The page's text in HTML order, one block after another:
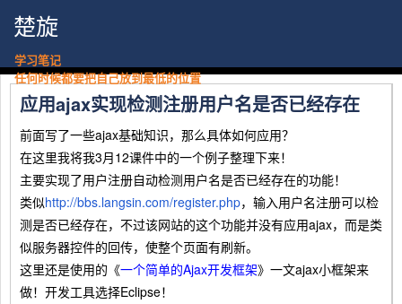
楚旋
学习笔记
任何时候都要把自己放到最低的位置
应用ajax实现检测注册用户名是否已经存在
前面写了一些ajax基础知识，那么具体如何应用？
在这里我将我3月12课件中的一个例子整理下来！
主要实现了用户注册自动检测用户名是否已经存在的功能！
类似http://bbs.langsin.com/register.php，输入用户名注册可以检
测是否已经存在，不过该网站的这个功能并没有应用ajax，而是类
似服务器控件的回传，使整个页面有刷新。
这里还是使用的《一个简单的Ajax开发框架》一文ajax小框架来
做！开发工具选择Eclipse！